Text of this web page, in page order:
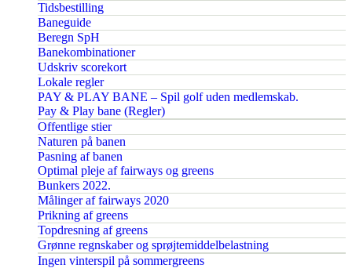
Tidsbestilling
Baneguide
Beregn SpH
Banekombinationer
Udskriv scorekort
Lokale regler
PAY & PLAY BANE – Spil golf uden medlemskab.
Pay & Play bane (Regler)
Offentlige stier
Naturen på banen
Pasning af banen
Optimal pleje af fairways og greens
Bunkers 2022.
Målinger af fairways 2020
Prikning af greens
Topdresning af greens
Grønne regnskaber og sprøjtemiddelbelastning
Ingen vinterspil på sommergreens